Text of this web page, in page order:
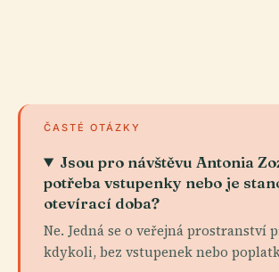
ČASTÉ OTÁZKY
Jsou pro návštěvu Antonia
potřeba vstupenky nebo je
otevírací doba?
Ne. Jedná se o veřejná prostranství
kdykoli, bez vstupenek nebo